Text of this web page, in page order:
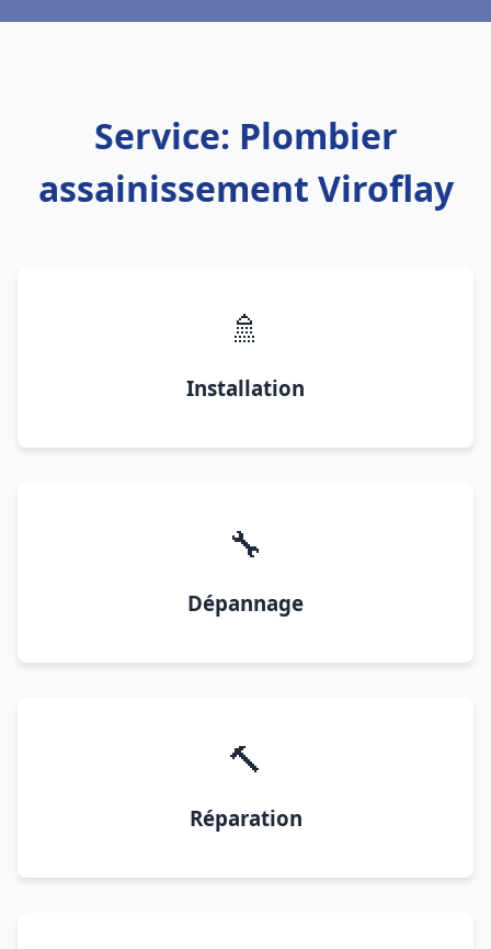
Service: Plombier
assainissement Viroflay
🚿
Installation
🔧
Dépannage
🔨
Réparation